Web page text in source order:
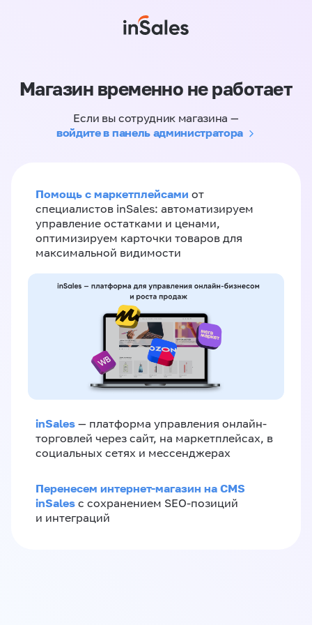
Магазин временно не работает
Если вы сотрудник магазина —
войдите в панель администратора
Помощь с маркетплейсами от
специалистов inSales: автоматизируем
управление остатками и ценами,
оптимизируем карточки товаров для
максимальной видимости
inSales — платформа управления онлайн-
торговлей через сайт, на маркетплейсах, в
социальных сетях и мессенджерах
Перенесем интернет-магазин на CMS
inSales с сохранением SEO-позиций
и интеграций